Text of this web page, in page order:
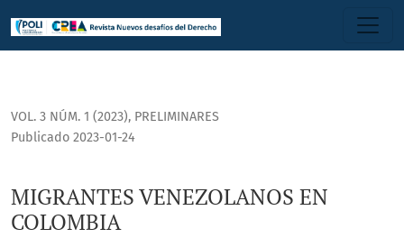
VOL. 3 NÚM. 1 (2023), PRELIMINARES
MIGRANTES VENEZOLANOS EN
COLOMBIA
Publicado 2023-01-24